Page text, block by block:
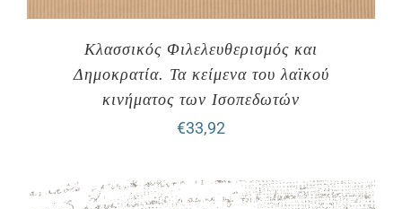
Κλασσικός Φιλελευθερισμός και
Δημοκρατία. Τα κείμενα του λαϊκού
κινήματος των Ισοπεδωτών
€33,92